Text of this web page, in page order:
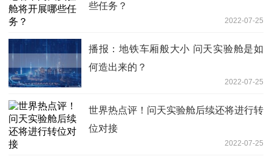
些任务？
2022-07-25
播报：地铁车厢般大小 问天实验舱是如
何造出来的？
2022-07-25
世界热点评！问天实验舱后续还将进行转
位对接
2022-07-25